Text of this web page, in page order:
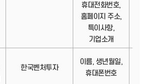
휴대전화번호,
홈페이지 주소,
특이사항,
기업소개
한국벤처투자
이름, 생년월일,
휴대폰번호